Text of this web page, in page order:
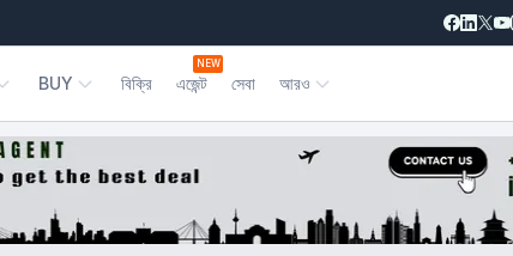
BUY বিক্রি এজেন্ট
NEW
সেবা আরও